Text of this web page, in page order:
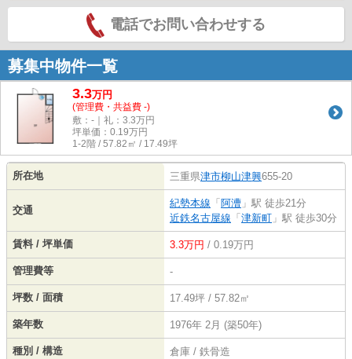
電話でお問い合わせする
募集中物件一覧
3.3万円
(管理費・共益費 -)
敷：-｜礼：3.3万円
坪単価： 0.19万円
1-2階 / 57.82㎡ / 17.49坪
所在地 三重県津市柳山津興655-20
交通
紀勢本線 「 阿漕 」駅 徒歩21分
近鉄名古屋線 「 津新町 」駅 徒歩30分
賃料 / 坪単価 3.3万円 / 0.19万円
管理費等 -
坪数 / 面積 17.49坪 / 57.82㎡
築年数 1976年 2月 (築50年)
種別 / 構造 倉庫 / 鉄骨造